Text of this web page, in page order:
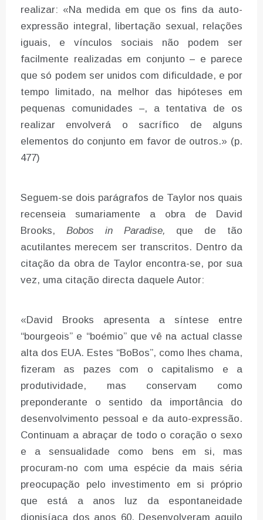
realizar: «Na medida em que os fins da auto-
expressão integral, libertação sexual, relações
iguais, e vínculos sociais não podem ser
facilmente realizadas em conjunto – e parece
que só podem ser unidos com dificuldade, e por
tempo limitado, na melhor das hipóteses em
pequenas comunidades –, a tentativa de os
realizar envolverá o sacrífico de alguns
elementos do conjunto em favor de outros.» (p.
477)
Seguem-se dois parágrafos de Taylor nos quais
recenseia sumariamente a obra de David
Brooks, Bobos in Paradise, que de tão
acutilantes merecem ser transcritos. Dentro da
citação da obra de Taylor encontra-se, por sua
vez, uma citação directa daquele Autor:
«David Brooks apresenta a síntese entre
“bourgeois” e “boémio” que vê na actual classe
alta dos EUA. Estes “BoBos”, como lhes chama,
fizeram as pazes com o capitalismo e a
produtividade, mas conservam como
preponderante o sentido da importância do
desenvolvimento pessoal e da auto-expressão.
Continuam a abraçar de todo o coração o sexo
e a sensualidade como bens em si, mas
procuram-no com uma espécie da mais séria
preocupação pelo investimento em si próprio
que está a anos luz da espontaneidade
dionisíaca dos anos 60. Desenvolveram aquilo